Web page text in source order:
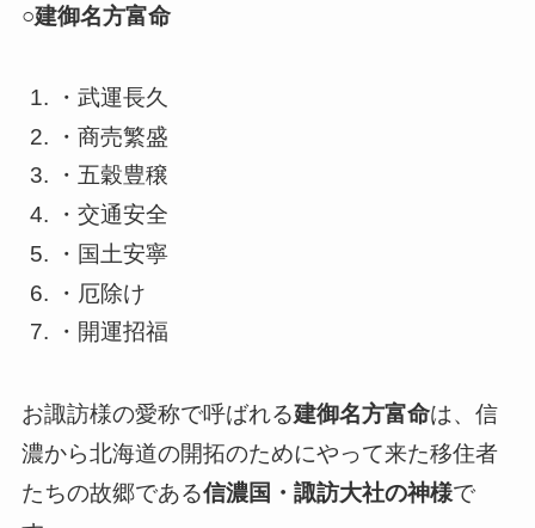
○建御名方富命
・武運長久
・商売繁盛
・五穀豊穣
・交通安全
・国土安寧
・厄除け
・開運招福
お諏訪様の愛称で呼ばれる建御名方富命は、信
濃から北海道の開拓のためにやって来た移住者
たちの故郷である信濃国・諏訪大社の神様で